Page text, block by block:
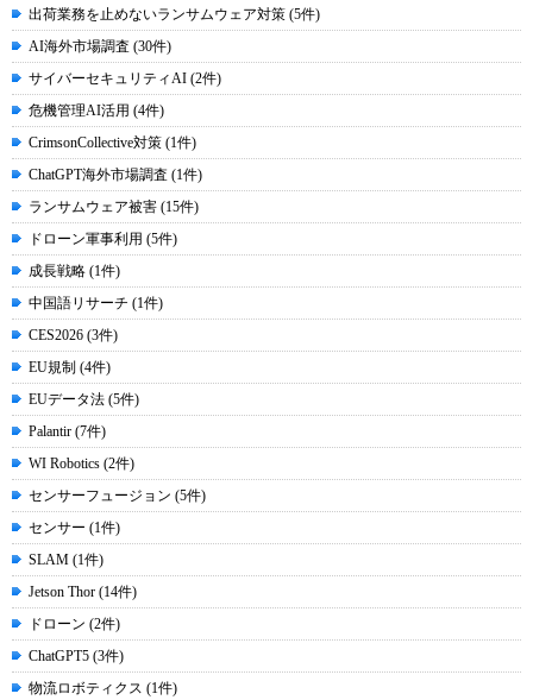
出荷業務を止めないランサムウェア対策 (5件)
AI海外市場調査 (30件)
サイバーセキュリティAI (2件)
危機管理AI活用 (4件)
CrimsonCollective対策 (1件)
ChatGPT海外市場調査 (1件)
ランサムウェア被害 (15件)
ドローン軍事利用 (5件)
成長戦略 (1件)
中国語リサーチ (1件)
CES2026 (3件)
EU規制 (4件)
EUデータ法 (5件)
Palantir (7件)
WI Robotics (2件)
センサーフュージョン (5件)
センサー (1件)
SLAM (1件)
Jetson Thor (14件)
ドローン (2件)
ChatGPT5 (3件)
物流ロボティクス (1件)